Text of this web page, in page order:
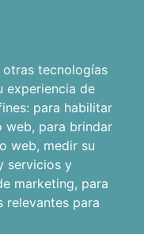
tecnologías
experiencia de
para habilitar
web, para brindar
web, medir su
servicios y
marketing, para
relevantes para